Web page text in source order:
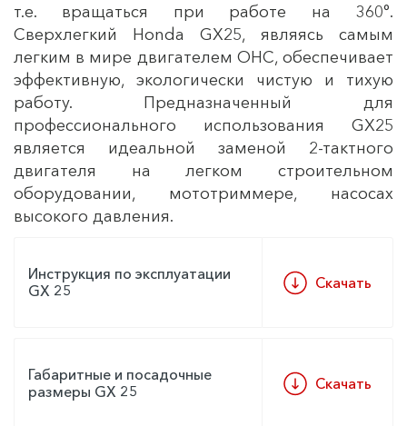
т.е. вращаться при работе на 360°.
Сверхлегкий Honda GX25, являясь самым
легким в мире двигателем OHC, обеспечивает
эффективную, экологически чистую и тихую
работу. Предназначенный для
профессионального использования GX25
является идеальной заменой 2-тактного
двигателя на легком строительном
оборудовании, мототриммере, насосах
высокого давления.
Инструкция по эксплуатации
GX 25
Скачать
Габаритные и посадочные
размеры GX 25
Скачать